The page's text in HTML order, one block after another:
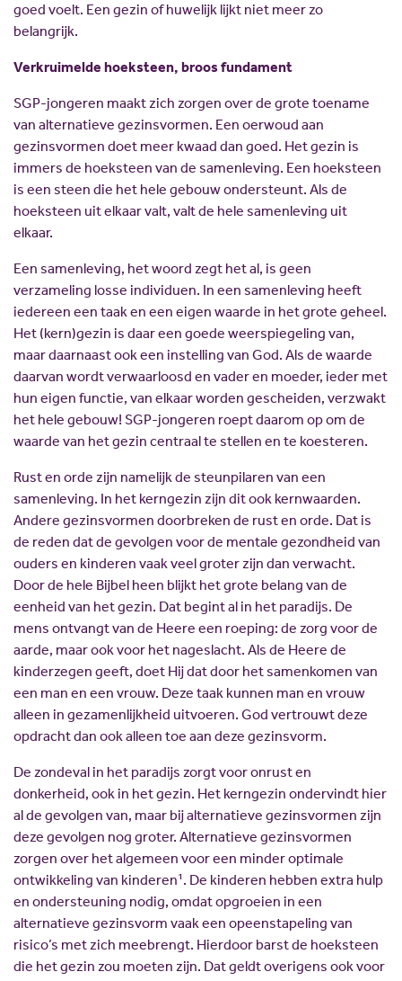
goed voelt. Een gezin of huwelijk lijkt niet meer zo
belangrijk.
Verkruimelde hoeksteen, broos fundament
SGP-jongeren maakt zich zorgen over de grote toename
van alternatieve gezinsvormen. Een oerwoud aan
gezinsvormen doet meer kwaad dan goed. Het gezin is
immers de hoeksteen van de samenleving. Een hoeksteen
is een steen die het hele gebouw ondersteunt. Als de
hoeksteen uit elkaar valt, valt de hele samenleving uit
elkaar.
Een samenleving, het woord zegt het al, is geen
verzameling losse individuen. In een samenleving heeft
iedereen een taak en een eigen waarde in het grote geheel.
Het (kern)gezin is daar een goede weerspiegeling van,
maar daarnaast ook een instelling van God. Als de waarde
daarvan wordt verwaarloosd en vader en moeder, ieder met
hun eigen functie, van elkaar worden gescheiden, verzwakt
het hele gebouw! SGP-jongeren roept daarom op om de
waarde van het gezin centraal te stellen en te koesteren.
Rust en orde zijn namelijk de steunpilaren van een
samenleving. In het kerngezin zijn dit ook kernwaarden.
Andere gezinsvormen doorbreken de rust en orde. Dat is
de reden dat de gevolgen voor de mentale gezondheid van
ouders en kinderen vaak veel groter zijn dan verwacht.
Door de hele Bijbel heen blijkt het grote belang van de
eenheid van het gezin. Dat begint al in het paradijs. De
mens ontvangt van de Heere een roeping: de zorg voor de
aarde, maar ook voor het nageslacht. Als de Heere de
kinderzegen geeft, doet Hij dat door het samenkomen van
een man en een vrouw. Deze taak kunnen man en vrouw
alleen in gezamenlijkheid uitvoeren. God vertrouwt deze
opdracht dan ook alleen toe aan deze gezinsvorm.
De zondeval in het paradijs zorgt voor onrust en
donkerheid, ook in het gezin. Het kerngezin ondervindt hier
al de gevolgen van, maar bij alternatieve gezinsvormen zijn
deze gevolgen nog groter. Alternatieve gezinsvormen
zorgen over het algemeen voor een minder optimale
ontwikkeling van kinderen¹. De kinderen hebben extra hulp
en ondersteuning nodig, omdat opgroeien in een
alternatieve gezinsvorm vaak een opeenstapeling van
risico’s met zich meebrengt. Hierdoor barst de hoeksteen
die het gezin zou moeten zijn. Dat geldt overigens ook voor